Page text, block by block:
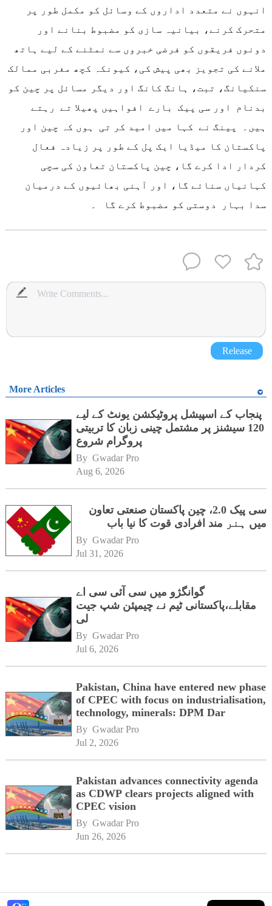
متحرک کرنے، بیانیہ سازی کو مضبوط بنانے اور
دونوں فریقوں کو فرضی خبروں سے نمٹنے کے لیے ہاتھ
ملانے کی تجویز بھی پیش کی، کیونکہ کچھ مغربی ممالک
سنکیانگ، تبت، ہانگ کانگ اور دیگر مسائل پر چین کو
بدنام اور سی پیک بارے افواہیں پھیلا تے رہتے
ہیں۔ پینگ نے کہا میں امید کر تی ہوں کہ چین اور
پاکستان کا میڈیا ایک پل کے طور پر زیادہ فعال
کردار ادا کرے گا، چین پاکستان تعاون کی سچی
کہانیاں سنائے گا، اور آہنی بھائیوں کے درمیان
سدا بہار دوستی کو مضبوط کرے گا ۔
Release
More Articles
پنجاب کے اسپیشل پروٹیکشن یونٹ کے لیے
120 سیشنز پر مشتمل چینی زبان کا تربیتی
پروگرام شروع
By Gwadar Pro
Aug 6, 2026
سی پیک 2.0، چین پاکستان صنعتی تعاون
میں ہنر مند افرادی قوت کا نیا باب
By Gwadar Pro
Jul 31, 2026
گوانگژو میں سی آئی سی اے
مقابلے،پاکستانی ٹیم نے چیمپئن شپ جیت
لی
By Gwadar Pro
Jul 6, 2026
Pakistan, China have entered new phase
of CPEC with focus on industrialisation,
technology, minerals: DPM Dar
By Gwadar Pro
Jul 2, 2026
Pakistan advances connectivity agenda
as CDWP clears projects aligned with
CPEC vision
By Gwadar Pro
Jun 26, 2026